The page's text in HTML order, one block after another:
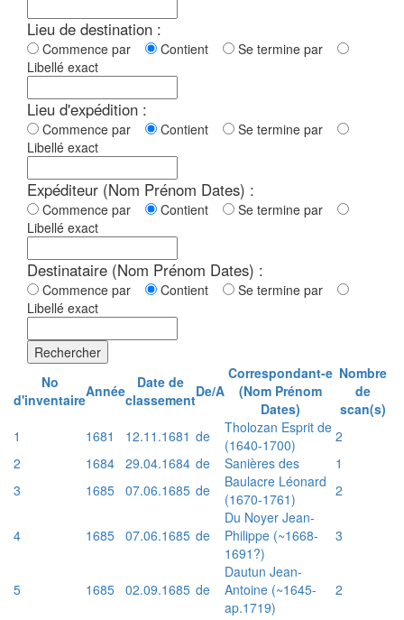
Lieu de destination :
Commence par Contient
Se termine par
Libellé exact
Lieu d'expédition :
Commence par Contient
Se termine par
Libellé exact
Expéditeur (Nom Prénom Dates) :
Commence par Contient
Se termine par
Libellé exact
Destinataire (Nom Prénom Dates) :
Commence par Contient
Se termine par
Libellé exact
Rechercher
No
d'inventaireAnnée
Date de
classementDe/A
Correspondant-e
(Nom Prénom
Dates)
Nombre
de
scan(s)
1
1681 12.11.1681 de
Tholozan Esprit de
(1640-1700)
2
2
1684 29.04.1684 de Sanières des
1
3
1685 07.06.1685 de
Baulacre Léonard
(1670-1761)
2
4 1685 07.06.1685 de
Du Noyer Jean-
Philippe (~1668-
1691?)
3
5 1685 02.09.1685 de
Dautun Jean-
Antoine (~1645-
ap.1719)
2